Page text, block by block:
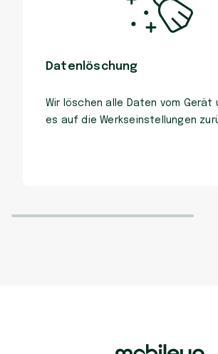
Datenlöschung
Wir löschen alle Daten vom Gerät
es auf die Werkseinstellungen